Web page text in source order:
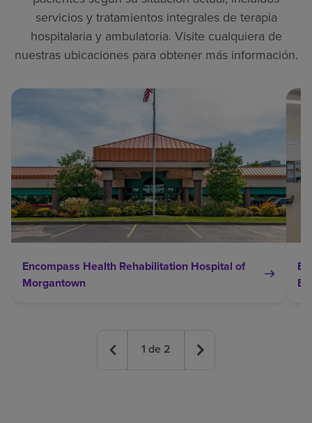
servicios y tratamientos integrales de terapia
hospitalaria y ambulatoria. Visite cualquiera de
nuestras ubicaciones para obtener más información.
Encompass Health Rehabilitation Hospital of
Morgantown
1 de 2